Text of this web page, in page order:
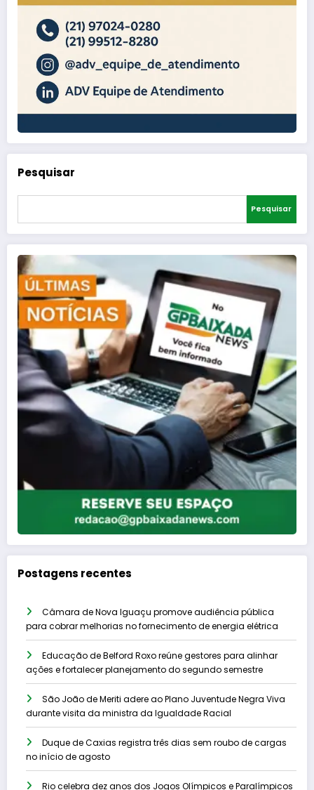
Pesquisar
Pesquisar
Postagens recentes
Câmara de Nova Iguaçu promove audiência pública
para cobrar melhorias no fornecimento de energia elétrica
Educação de Belford Roxo reúne gestores para alinhar
ações e fortalecer planejamento do segundo semestre
São João de Meriti adere ao Plano Juventude Negra Viva
durante visita da ministra da Igualdade Racial
Duque de Caxias registra três dias sem roubo de cargas
no início de agosto
Rio celebra dez anos dos Jogos Olímpicos e Paralímpicos